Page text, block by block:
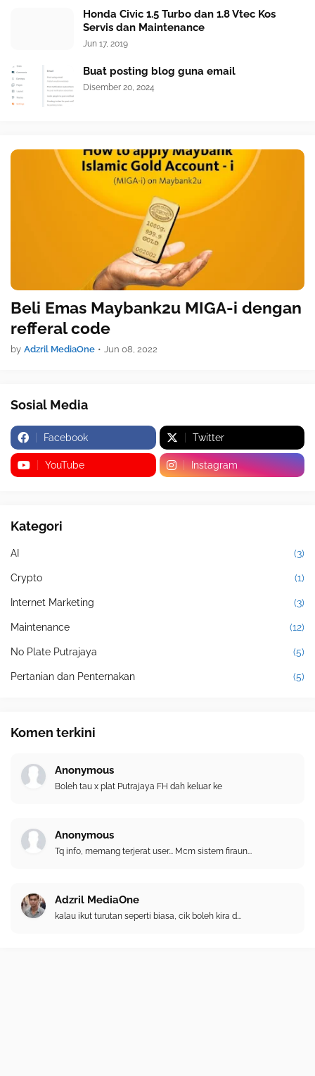
Honda Civic 1.5 Turbo dan 1.8 Vtec Kos
Servis dan Maintenance
Jun 17, 2019
Buat posting blog guna email
Disember 20, 2024
Beli Emas Maybank2u MIGA-i dengan
refferal code
by Adzril MediaOne • Jun 08, 2022
Sosial Media
Facebook Twitter
YouTube Instagram
Kategori
AI (3)
Crypto (1)
Internet Marketing (3)
Maintenance (12)
No Plate Putrajaya (5)
Pertanian dan Penternakan (5)
Komen terkini
Anonymous
Boleh tau x plat Putrajaya FH dah keluar ke
Anonymous
Tq info, memang terjerat user... Mcm sistem firaun...
Adzril MediaOne
kalau ikut turutan seperti biasa, cik boleh kira d...